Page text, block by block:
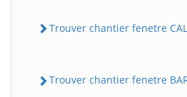
Trouver chantier fenetre
Trouver chantier fenetre